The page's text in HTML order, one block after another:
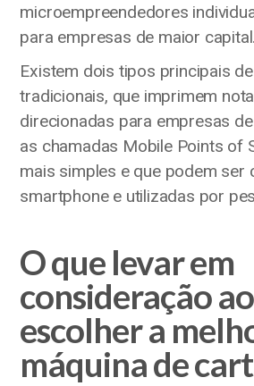
microempreendedores
para empresas de maior capital.
Existem dois tipos principais
tradicionais, que imprimem
direcionadas para empresas
as chamadas Mobile Points of
mais simples e que podem ser
smartphone e utilizadas por
O que levar em
consideração ao
escolher a
máquina de